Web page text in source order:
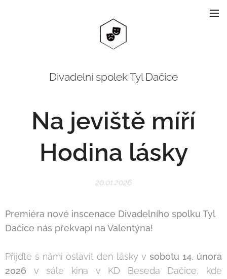
Divadelní spolek Tyl Dačice
Na jeviště míří
Hodina lásky
20.01.2026
Premiéra nové inscenace Divadelního spolku Tyl
Dačice nás překvapí na Valentýna!
Přijďte s námi oslavit den lásky v sobotu 14. února
2026 v sále kina v KD Beseda Dačice, kde